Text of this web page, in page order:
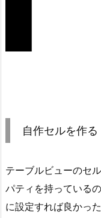
自作セルを作る
テーブルビューのセ
パティを持っている
に設定すれば良かった